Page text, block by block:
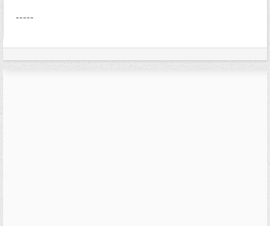
-----